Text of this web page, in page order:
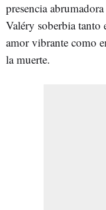
presencia
Valéry soberbia tanto
amor vibrante como
la muerte.